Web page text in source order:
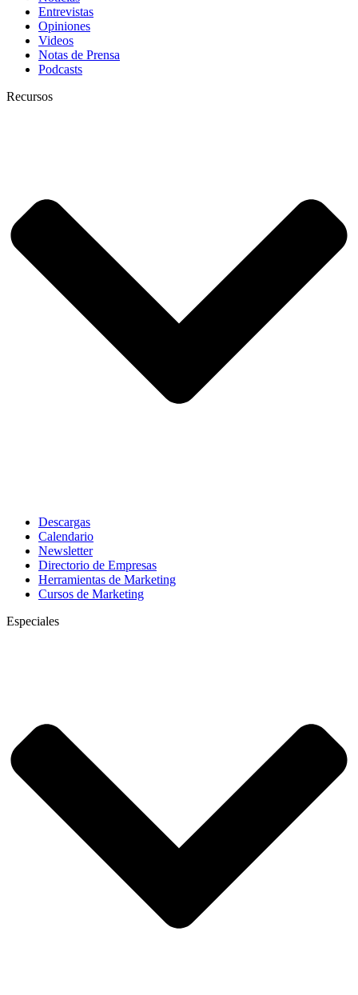
Entrevistas
Opiniones
Videos
Notas de Prensa
Podcasts
Recursos
Descargas
Calendario
Newsletter
Directorio de Empresas
Herramientas de Marketing
Cursos de Marketing
Especiales